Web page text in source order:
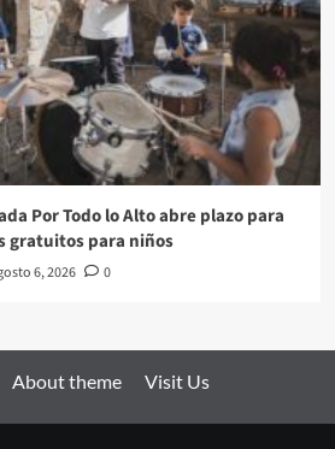
Por Todo lo Alto abre plazo para
gratuitos para niños
6, 2026 0
About theme Visit Us